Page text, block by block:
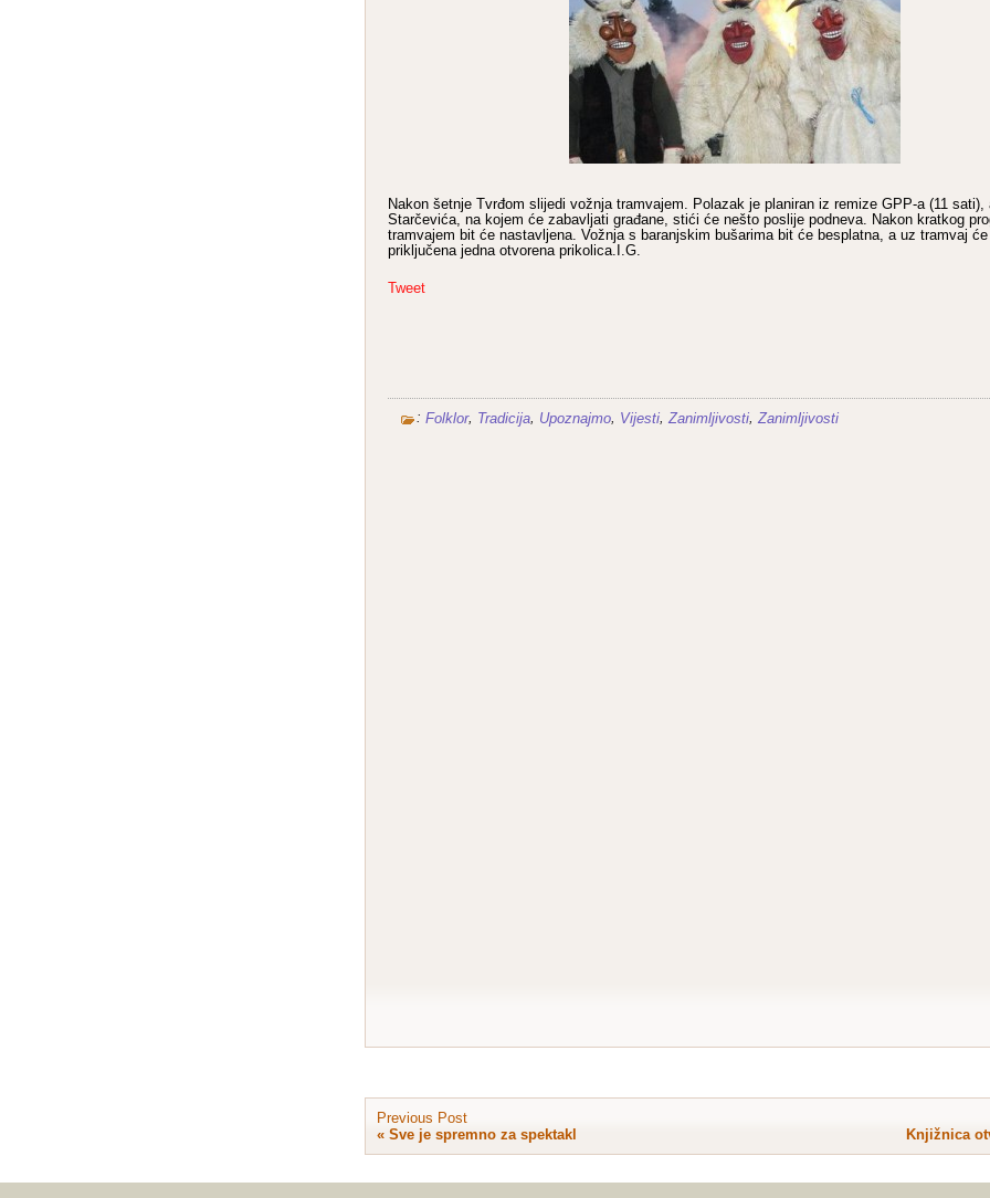
Nakon šetnje Tvrđom slijedi vožnja tramvajem. Polazak je planiran iz remize GPP-a (11 sati),
Starčevića, na kojem će zabavljati građane, stići će nešto poslije podneva. Nakon kratkog
tramvajem bit će nastavljena. Vožnja s baranjskim bušarima bit će besplatna, a uz tramvaj će
priključena jedna otvorena prikolica.I.G.
Tweet
: Folklor, Tradicija, Upoznajmo, Vijesti, Zanimljivosti, Zanimljivosti
Previous Post
« Sve je spremno za spektakl
Knjižnica